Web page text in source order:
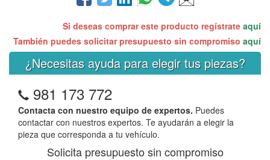
Si deseas comprar este producto regístrate aquí
También puedes solicitar presupuesto sin compromiso aquí
¿Necesitas ayuda para elegir tus piezas?
981 173 772
Contacta con nuestro equipo de expertos. Puedes
contactar con nuestros expertos. Te ayudarán a elegir la
pieza que corresponda a tu vehículo.
Solicita presupuesto sin compromiso